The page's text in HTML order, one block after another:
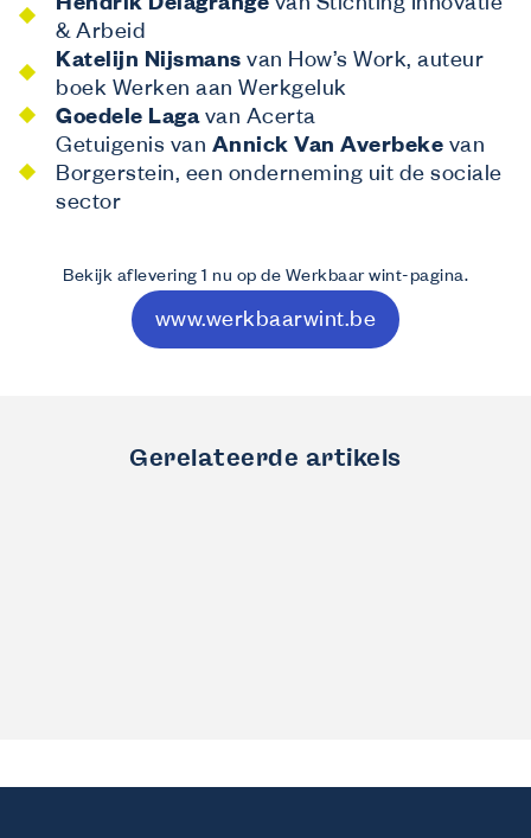
Over ons
Veelgestelde vragen
Contact
Inspiratie uit de sector
Hendrik Delagrange van Stichting Innovatie
& Arbeid
Katelijn Nijsmans van How’s Work, auteur
boek Werken aan Werkgeluk
Goedele Lagavan Acerta
Getuigenis van Annick Van Averbeke van
Borgerstein, een onderneming uit de sociale
sector
Bekijk aflevering 1 nu op de Werkbaar wint-pagina.
www.werkbaarwint.be
Gerelateerde artikels